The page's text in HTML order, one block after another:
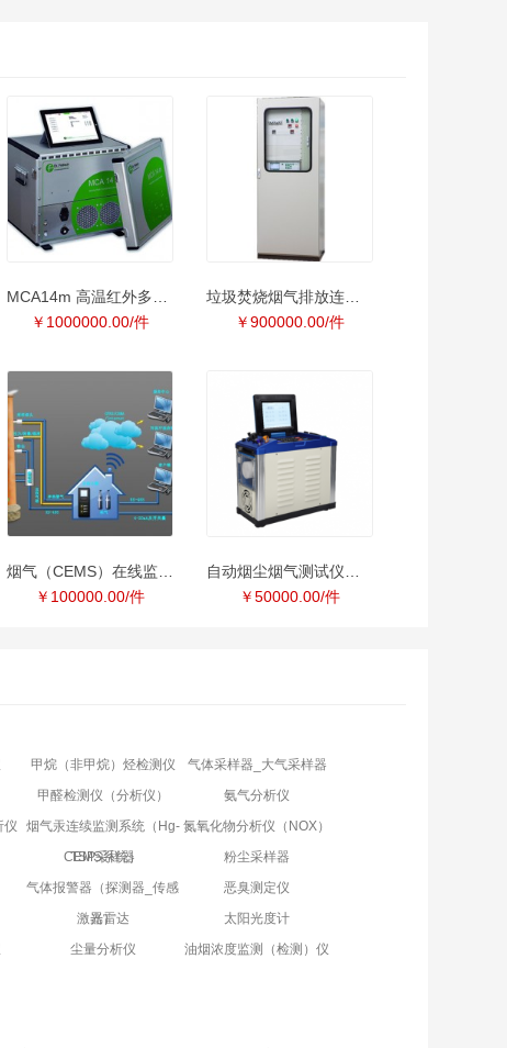
￥1000000.00/件
￥900000.00/件
￥100000.00/件
￥50000.00/件
甲烷（非甲烷）烃检测仪
气体采样器_大气采样器
甲醛检测仪（分析仪）
氨气分析仪
仪
烟气汞连续监测系统（Hg-
CEMS系统）
氮氧化物分析仪（NOX）
TSP采样器
粉尘采样器
气体报警器（探测器_传感
器）
恶臭测定仪
激光雷达
太阳光度计
尘量分析仪
油烟浓度监测（检测）仪